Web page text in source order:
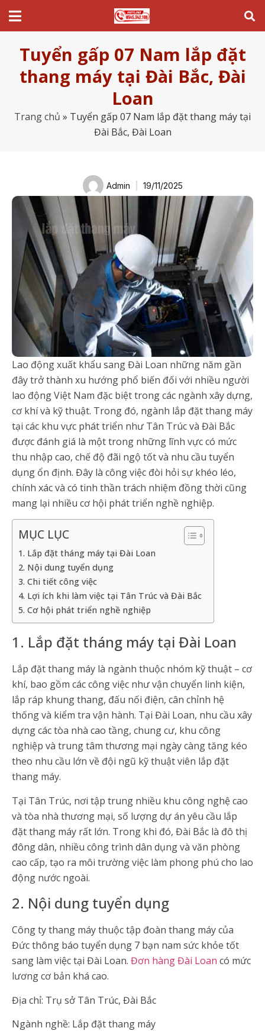
Tuyển gấp 07 Nam lắp đặt
thang máy tại Đài Bắc, Đài
Loan
Trang chủ » Tuyển gấp 07 Nam lắp đặt thang máy tại
Đài Bắc, Đài Loan
Admin 19/11/2025
Lao động xuất khẩu sang Đài Loan những năm gần
đây trở thành xu hướng phổ biến đối với nhiều người
lao động Việt Nam đặc biệt trong các ngành xây dựng,
cơ khí và kỹ thuật. Trong đó, ngành lắp đặt thang máy
tại các khu vực phát triển như Tân Trúc và Đài Bắc
được đánh giá là một trong những lĩnh vực có mức
thu nhập cao, chế độ đãi ngộ tốt và nhu cầu tuyển
dụng ổn định. Đây là công việc đòi hỏi sự khéo léo,
chính xác và có tinh thần trách nhiệm đồng thời cũng
mang lại nhiều cơ hội phát triển nghề nghiệp.
MỤC LỤC
1. Lắp đặt tháng máy tại Đài Loan
2. Nội dung tuyển dụng
3. Chi tiết công việc
4. Lợi ích khi làm việc tại Tân Trúc và Đài Bắc
5. Cơ hội phát triển nghề nghiệp
1. Lắp đặt tháng máy tại Đài Loan
Lắp đặt thang máy là ngành thuộc nhóm kỹ thuật – cơ
khí, bao gồm các công việc như vận chuyển linh kiện,
lắp ráp khung thang, đấu nối điện, cân chỉnh hệ
thống và kiểm tra vận hành. Tại Đài Loan, nhu cầu xây
dựng các tòa nhà cao tầng, chung cư, khu công
nghiệp và trung tâm thương mại ngày càng tăng kéo
theo nhu cầu lớn về đội ngũ kỹ thuật viên lắp đặt
thang máy.
Tại Tân Trúc, nơi tập trung nhiều khu công nghệ cao
và tòa nhà thương mại, số lượng dự án yêu cầu lắp
đặt thang máy rất lớn. Trong khi đó, Đài Bắc là đô thị
đông dân, nhiều công trình dân dụng và văn phòng
cao cấp, tạo ra môi trường việc làm phong phú cho lao
động nước ngoài.
2. Nội dung tuyển dụng
Công ty thang máy thuộc tập đoàn thang máy của
Đức thông báo tuyển dụng 7 bạn nam sức khỏe tốt
sang làm việc tại Đài Loan. Đơn hàng Đài Loan có mức
lương cơ bản khá cao.
Địa chỉ: Trụ sở Tân Trúc, Đài Bắc
Ngành nghề: Lắp đặt thang máy